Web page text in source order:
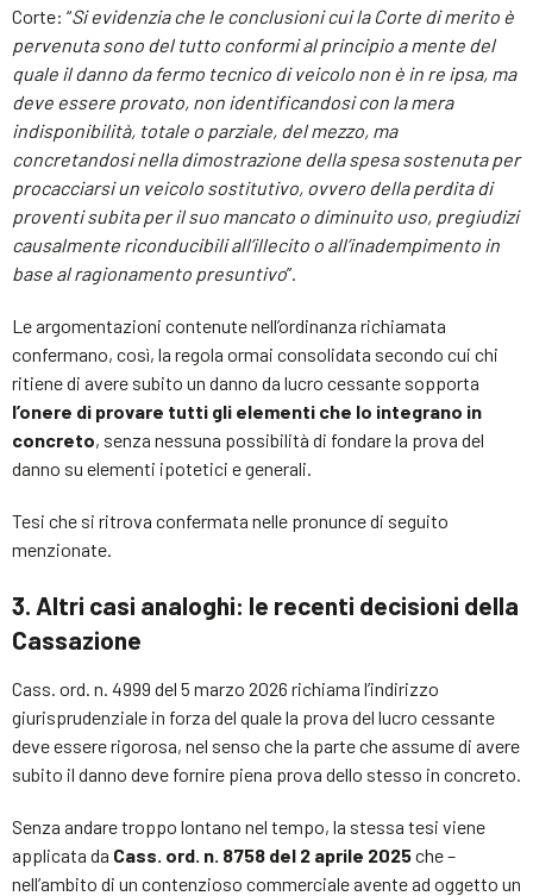
Corte: “Si evidenzia che le conclusioni cui la Corte di merito è
pervenuta sono del tutto conformi al principio a mente del
quale il danno da fermo tecnico di veicolo non è in re ipsa, ma
deve essere provato, non identificandosi con la mera
indisponibilità, totale o parziale, del mezzo, ma
concretandosi nella dimostrazione della spesa sostenuta per
procacciarsi un veicolo sostitutivo, ovvero della perdita di
proventi subita per il suo mancato o diminuito uso, pregiudizi
causalmente riconducibili all’illecito o all’inadempimento in
base al ragionamento presuntivo”.
Le argomentazioni contenute nell’ordinanza richiamata
confermano, così, la regola ormai consolidata secondo cui chi
ritiene di avere subito un danno da lucro cessante sopporta
l’onere di provare tutti gli elementi che lo integrano in
concreto, senza nessuna possibilità di fondare la prova del
danno su elementi ipotetici e generali.
Tesi che si ritrova confermata nelle pronunce di seguito
menzionate.
3. Altri casi analoghi: le recenti decisioni della
Cassazione
Cass. ord. n. 4999 del 5 marzo 2026 richiama l’indirizzo
giurisprudenziale in forza del quale la prova del lucro cessante
deve essere rigorosa, nel senso che la parte che assume di avere
subito il danno deve fornire piena prova dello stesso in concreto.
Senza andare troppo lontano nel tempo, la stessa tesi viene
applicata da Cass. ord. n. 8758 del 2 aprile 2025che –
nell’ambito di un contenzioso commerciale avente ad oggetto un